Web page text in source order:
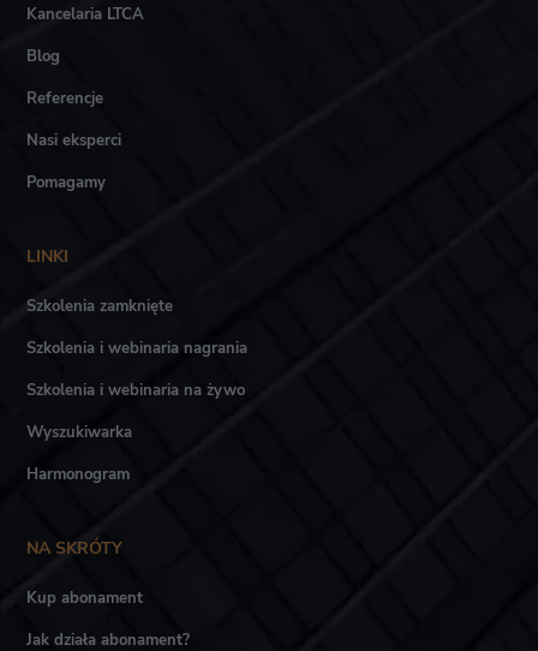
Kancelaria LTCA
Blog
Referencje
Nasi eksperci
Pomagamy
LINKI
Szkolenia zamknięte
Szkolenia i webinaria nagrania
Szkolenia i webinaria na żywo
Wyszukiwarka
Harmonogram
NA SKRÓTY
Kup abonament
Jak działa abonament?